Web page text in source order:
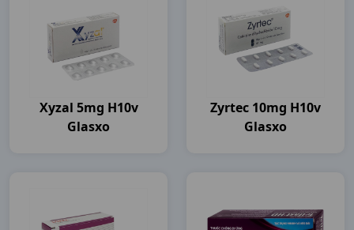
Xyzal 5mg H10v
Glasxo
Zyrtec 10mg H10v
Glasxo